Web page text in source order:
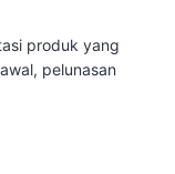
produk yang
pelunasan